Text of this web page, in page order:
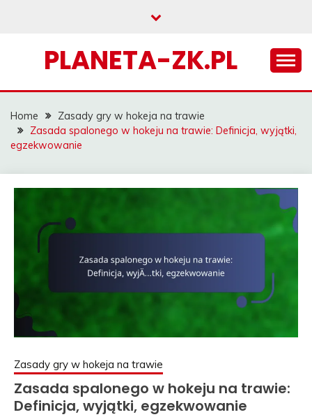
PLANETA-ZK.PL
Home
Zasady gry w hokeja na trawie
Zasada spalonego w hokeju na trawie: Definicja, wyjątki,
egzekwowanie
Zasady gry w hokeja na trawie
Zasada spalonego w hokeju na trawie:
Definicja, wyjątki, egzekwowanie